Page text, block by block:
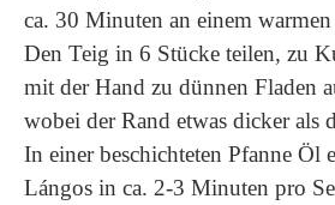
ca. 30 Minuten an einem warmen
Den Teig in 6 Stücke teilen, zu
mit der Hand zu dünnen Fladen
wobei der Rand etwas dicker als
In einer beschichteten Pfanne Öl
Lángos in ca. 2-3 Minuten pro